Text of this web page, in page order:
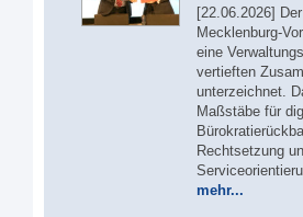
[22.06.2026]
Mecklenburg-
eine
vertieften
unterzeichnet.
Maßstäbe für
Rechtsetzung
mehr...